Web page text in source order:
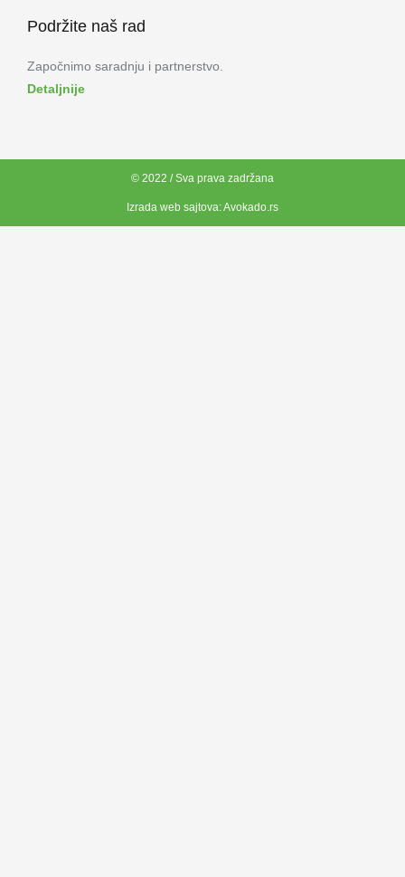
Podržite naš rad
Započnimo saradnju i partnerstvo.
Detaljnije
© 2022 / Sva prava zadržana
Izrada web sajtova:Avokado.rs